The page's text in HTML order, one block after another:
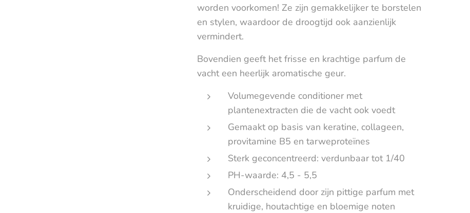
worden voorkomen! Ze zijn gemakkelijker te borstelen
en stylen, waardoor de droogtijd ook aanzienlijk
vermindert.
Bovendien geeft het frisse en krachtige parfum de
vacht een heerlijk aromatische geur.
Volumegevende conditioner met
plantenextracten die de vacht ook voedt
Gemaakt op basis van keratine, collageen,
provitamine B5 en tarweproteïnes
Sterk geconcentreerd: verdunbaar tot 1/40
PH-waarde: 4,5 - 5,5
Onderscheidend door zijn pittige parfum met
kruidige, houtachtige en bloemige noten